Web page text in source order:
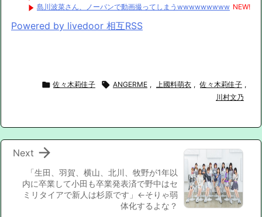
島川波菜さん、ノーパンで動画撮ってしまうwwwwwwwww NEW!
Powered by livedoor 相互RSS
 佐々木莉佳子  ANGERME , 上國料萌衣 , 佐々木莉佳子 ,
川村文乃
「生田、羽賀、横山、北川、牧野が1年以
内に卒業して小田も卒業発表済で野中はセ
ミリタイアで新人は杉原です」←そりゃ弱
体化するよな？

Next